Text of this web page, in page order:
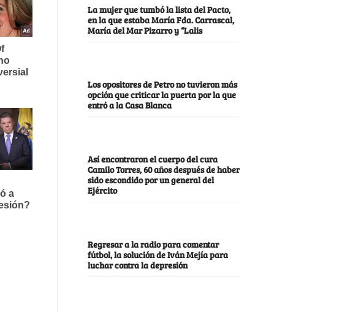
La mujer que tumbó la lista del Pacto,
en la que estaba María Fda. Carrascal,
María del Mar Pizarro y “Lalis
Los opositores de Petro no tuvieron más
opción que criticar la puerta por la que
entró a la Casa Blanca
Así encontraron el cuerpo del cura
Camilo Torres, 60 años después de haber
sido escondido por un general del
Ejército
Regresar a la radio para comentar
fútbol, la solución de Iván Mejía para
luchar contra la depresión